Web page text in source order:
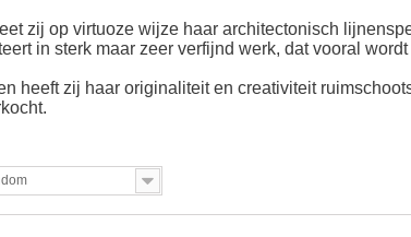
zij op virtuoze wijze haar architectonisch
in sterk maar zeer verfijnd werk, dat vooral
heeft zij haar originaliteit en creativiteit